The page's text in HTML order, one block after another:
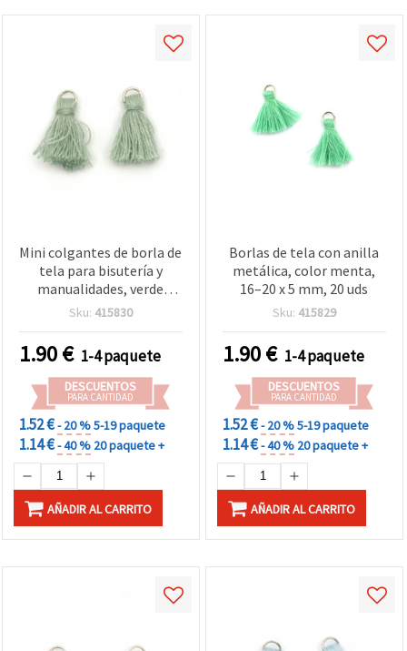
Mini colgantes de borla de
tela para bisutería y
manualidades, verde
salvia pálido, 16–20 x 5
20 unidades
Sku: 415830
1.90€ 1-4 paquete
DESCUENTOS
PARA CANTIDAD
1.52 €- 20 %5-19 paquete
1.14 €- 40 % 20 paquete +
AÑADIR AL CARRITO
Borlas de tela con anilla
metálica, color menta,
16–20 x 5 mm, 20 uds
Sku: 415829
1.90€ 1-4 paquete
DESCUENTOS
PARA CANTIDAD
1.52 €- 20 %5-19 paquete
1.14 €- 40 % 20 paquete +
AÑADIR AL CARRITO